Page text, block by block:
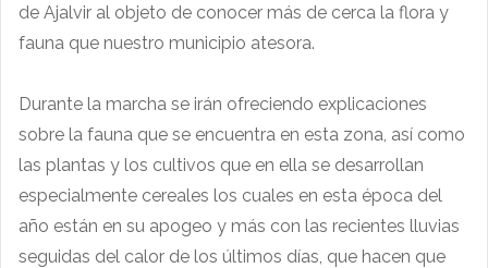
de Ajalvir al objeto de conocer más de cerca la flora y
fauna que nuestro municipio atesora.
Durante la marcha se irán ofreciendo explicaciones
sobre la fauna que se encuentra en esta zona, así como
las plantas y los cultivos que en ella se desarrollan
especialmente cereales los cuales en esta época del
año están en su apogeo y más con las recientes lluvias
seguidas del calor de los últimos días, que hacen que